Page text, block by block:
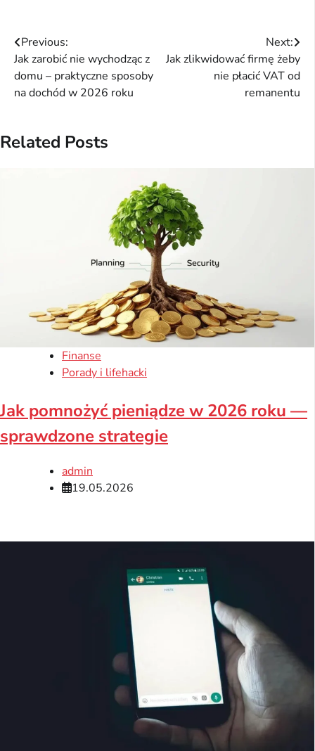
Nawigacja
wpisu
Previous:
Jak zarobić nie wychodząc z
domu – praktyczne sposoby
na dochód w 2026 roku
Next:
Jak zlikwidować firmę żeby
nie płacić VAT od
remanentu
Related Posts
Finanse
Porady i lifehacki
Jak pomnożyć pieniądze w 2026 roku —
sprawdzone strategie
admin
19.05.2026